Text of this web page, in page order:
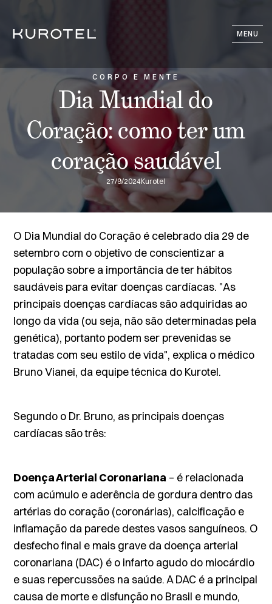
MENU
CORPO E MENTE
Dia Mundial do
Coração: como ter um
coração saudável
27/9/2024Kurotel
O Dia Mundial do Coração é celebrado dia 29 de
setembro com o objetivo de conscientizar a
população sobre a importância de ter hábitos
saudáveis para evitar doenças cardíacas. "As
principais doenças cardíacas são adquiridas ao
longo da vida (ou seja, não são determinadas pela
genética), portanto podem ser prevenidas se
tratadas com seu estilo de vida", explica o médico
Bruno Vianei, da equipe técnica do Kurotel.
Segundo o Dr. Bruno, as principais doenças
cardíacas são três:
Doença Arterial Coronariana – é relacionada
com acúmulo e aderência de gordura dentro das
artérias do coração (coronárias), calcificação e
inflamação da parede destes vasos sanguíneos. O
desfecho final e mais grave da doença arterial
coronariana (DAC) é o infarto agudo do miocárdio
e suas repercussões na saúde. A DAC é a principal
causa de morte e disfunção no Brasil e mundo,